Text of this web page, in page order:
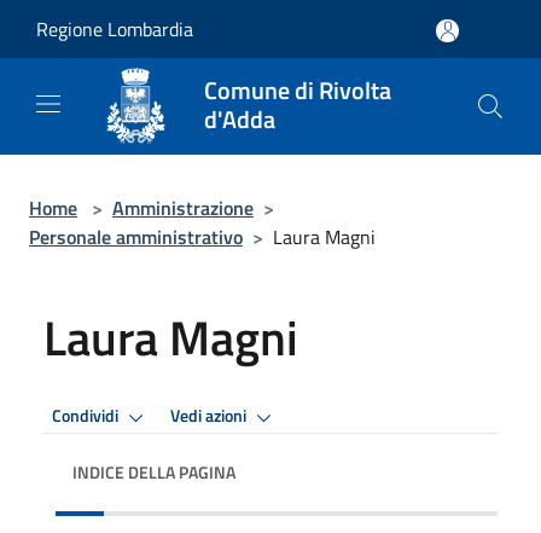
Regione Lombardia
Comune di Rivolta
d'Adda
Home > Amministrazione >
Personale amministrativo > Laura Magni
Laura Magni
Condividi Vedi azioni
INDICE DELLA PAGINA